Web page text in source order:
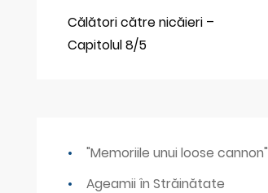
Călători către nicăieri –
Capitolul 8/5
"Memoriile unui loose cannon"
Ageamii în Străinătate